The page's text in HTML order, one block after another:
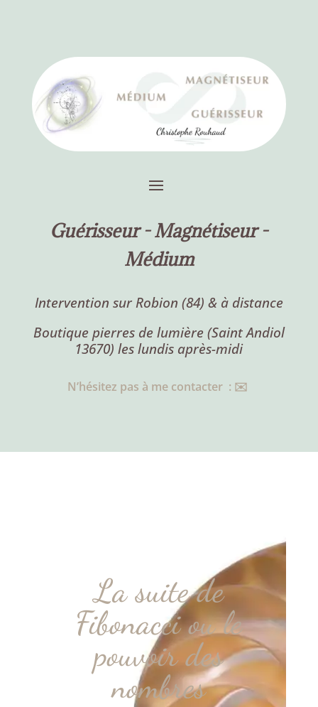
Guérisseur -Magnétiseur -
Médium
Intervention sur Robion (84) & à distance
Boutique pierres de lumière (Saint Andiol
13670) les lundis après-midi
N’hésitez pas à me contacter : ✉️
La suite de
Fibonacci ou le
pouvoir des
nombres